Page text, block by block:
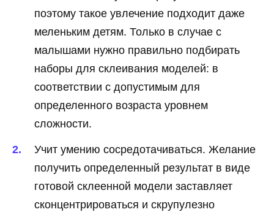
поэтому такое увлечение подходит даже
меленьким детям. Только в случае с
малышами нужно правильно подбирать
наборы для склеивания моделей: в
соответствии с допустимым для
определенного возраста уровнем
сложности.
Учит умению сосредотачиваться. Желание
получить определенный результат в виде
готовой склеенной модели заставляет
сконцентрироваться и скрупулезно